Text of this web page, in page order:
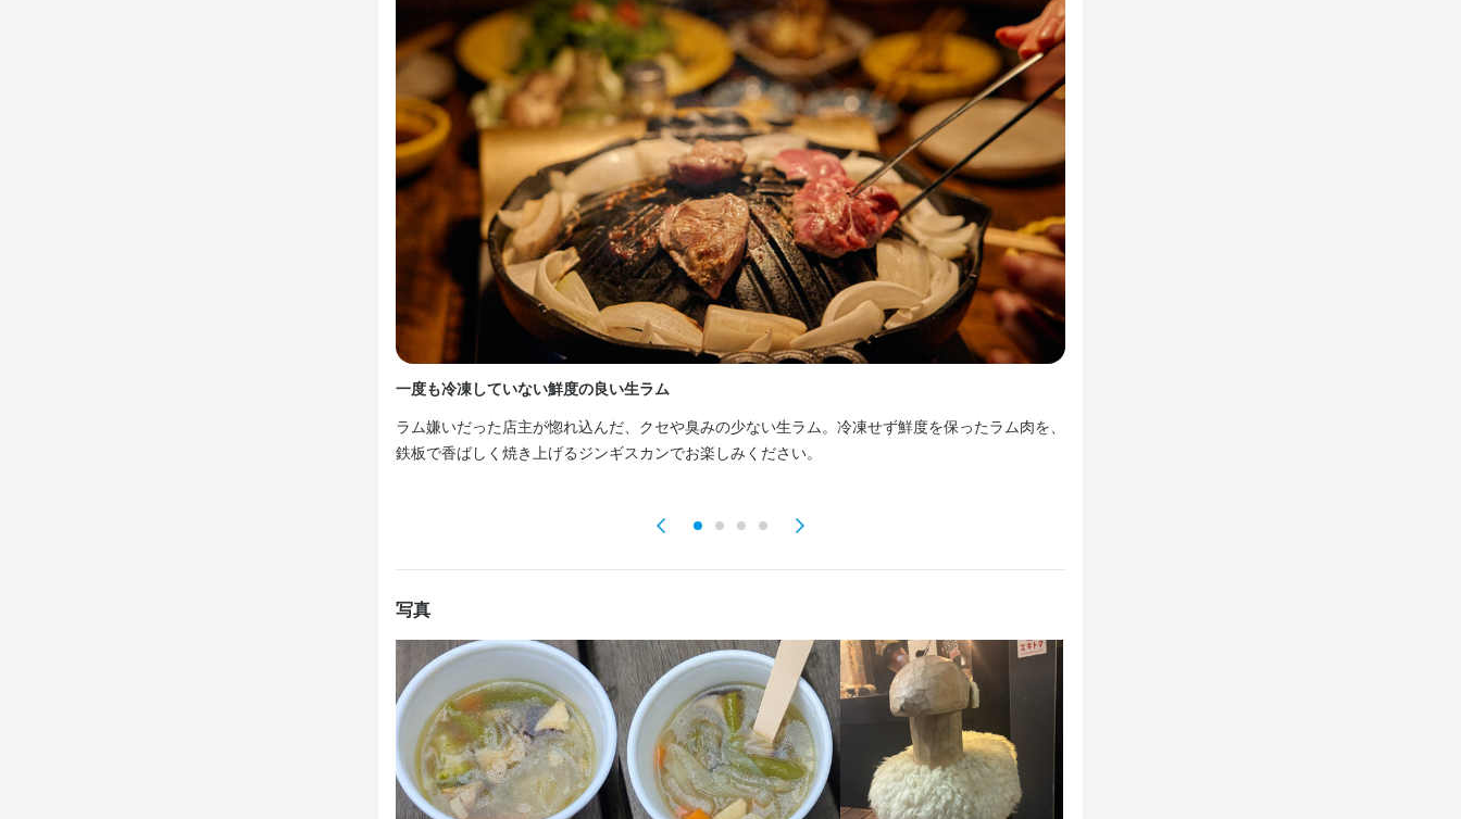
一度も冷凍していない鮮度の良い生ラム
ラム嫌いだった店主が惚れ込んだ、クセや臭みの少ない生ラム。冷凍せず鮮度を保ったラム肉を、
鉄板で香ばしく焼き上げるジンギスカンでお楽しみください。
写真
まかない・食事補助あり 社会保険完備 制服貸与 研修制度あり 社内イベントあり(旅行、BBQ等)
資格取得支援あり
独立支援制度あり
独立実績あり バイク通勤OK 髪型自由 服装自由 ひげOK ネイルOK ピアスOK
特徴
履歴書不要 学歴不問 未経験者歓迎 独立希望者歓迎 フリーター歓迎 女性活躍中
オープニングスタッフ募集
駅チカ(徒歩5分以内)
個人経営(2店舗以内) 小さなお店(20席未満) スタッフの平均年齢20代
仕事内容
======================
7月新店舗（立ち飲み業態）
オープニングスタッフ募集！
======================
一番はじめに行なっていただく業務は─ご案内、ドリンク作成、配膳、接客、会計、テーブルの片
付けなどのホール業務全般を行なっていただき、お店全体の流れを掴んでいただきます。（時給1,
250円）
アルバイト勤務後、社員登用実績あり
この仕事のおすすめポイント
======================
7月新店舗（立ち飲み業態）
オープニングスタッフ募集！
======================
待遇
交通費規定支給、昇給、従業員割引(半額)、無料まかない、制服貸与、髪型・髪色自由・髭・ピア
ス・ネイルok
アルバイト勤務後、社員登用あり。
まかない・食事補助あり 制服貸与 研修制度あり 生産者への訪問研修あり 社員登用制度あり
バイク通勤OK
髪型自由
ひげOK ネイルOK ピアスOK
特徴
履歴書不要 学歴不問 未経験者歓迎 独立希望者歓迎 フリーター歓迎 留学生歓迎 女性活躍中
ブランクOK
駅チカ(徒歩5分以内)
個人経営(2店舗以内) 小さなお店(20席未満) スタッフの平均年齢20代 即日勤務OK
仕事内容
======================
7月新店舗（立ち飲み業態）
一番はじめに行なっていただく業務は─ご案内、ドリンク作成、配膳、接客、会計、テーブルの片
付けなどのホール業務全般を行なっていただき、お店全体の流れを掴んでいただきます。（時給1,
250円）
その後、キッチン調理業務を覚えていただきます。（串焼き、ラム肉カット、盛り付けなど）
アルバイト勤務後、社員登用実績あり
この仕事のおすすめポイント